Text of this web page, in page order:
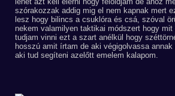
szórakozzak addig mig el nem kapnak mert
lesz hogy bilincs a csuklóra és csá, szóval
nekem valamilyen taktikai módszert hogy
tudjam vinni ezt a szart anélkül hogy
hosszú amit írtam de aki végigolvassa
aki tud segíteni azelőtt emelem kalapom.